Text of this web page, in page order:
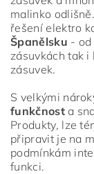
malinko
řešení elektro
Španělsku - od
zásuvkách tak
zásuvek.
S velkými
funkčnosta
Produkty, lze
připravit je na
podmínkám
funkci.